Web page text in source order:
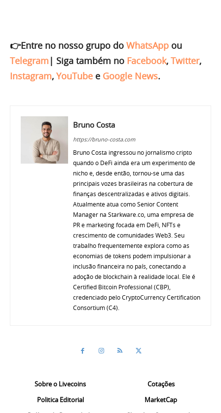
👉Entre no nosso grupo do WhatsApp ou
Telegram | Siga também no Facebook, Twitter,
Instagram, YouTube e Google News.
Bruno Costa
https://bruno-costa.com
Bruno Costa ingressou no jornalismo cripto
quando o DeFi ainda era um experimento de
nicho e, desde então, tornou-se uma das
principais vozes brasileiras na cobertura de
finanças descentralizadas e ativos digitais.
Atualmente atua como Senior Content
Manager na Starkware.co, uma empresa de
PR e marketing focada em DeFi, NFTs e
crescimento de comunidades Web3. Seu
trabalho frequentemente explora como as
economias de tokens podem impulsionar a
inclusão financeira no país, conectando a
adoção de blockchain à realidade local. Ele é
Certified Bitcoin Professional (CBP),
credenciado pelo CryptoCurrency Certification
Consortium (C4).
Sobre o Livecoins
Politica Editorial
Cotações
MarketCap